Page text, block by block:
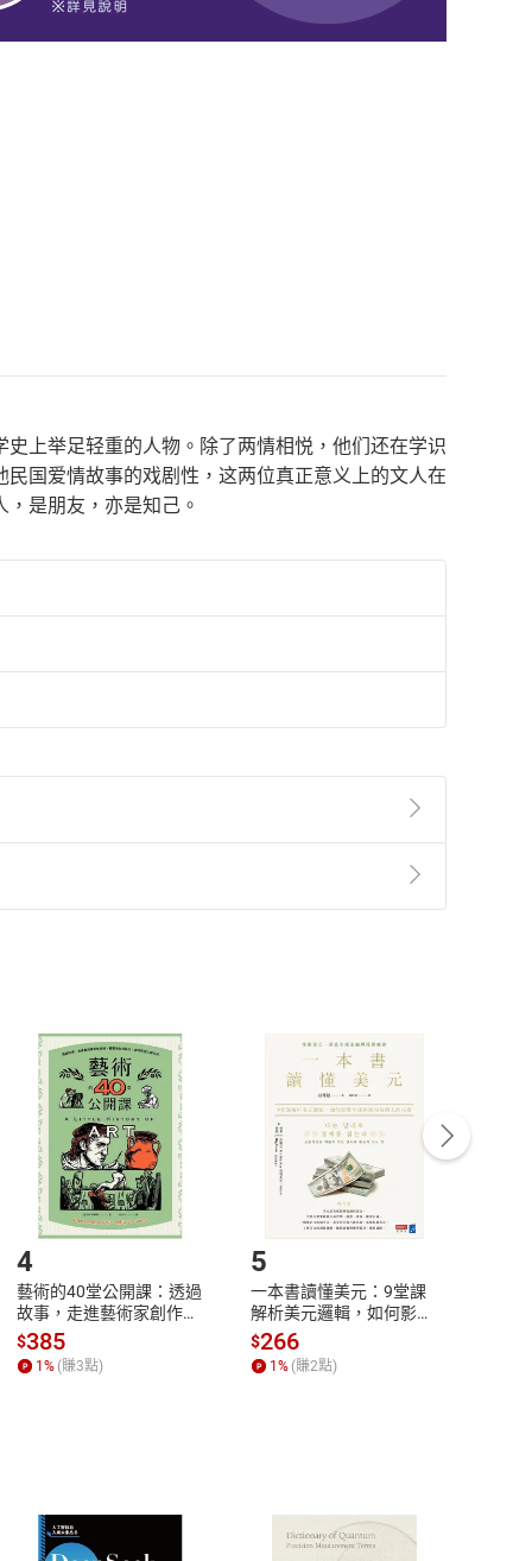
上举足轻重的人物。除了两情相悦，他们还在学识
国爱情故事的戏剧性，这两位真正意义上的文人在
是朋友，亦是知己。
第2條第5款之規定，「非以有形媒介提供之數位
點選「瀏覽訂單明細」 「申請取消訂單/ 退
貨。
付款方式
Payment
完成訂單
Complete
號，下載書籍後看書
4
藝術的40堂公開課：透過
故事，走進藝術家創作現
場，看藝術如何誕生、如
何形塑人類生活【電子
書】
$385
1% (賺3點)
5
一本書讀懂美元：9堂課
解析美元邏輯，如何影響
全球經濟和每個人的投資
【電子書】
$266
1% (賺2點)